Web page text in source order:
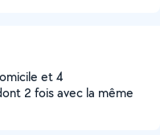
et 4
2 fois avec la même